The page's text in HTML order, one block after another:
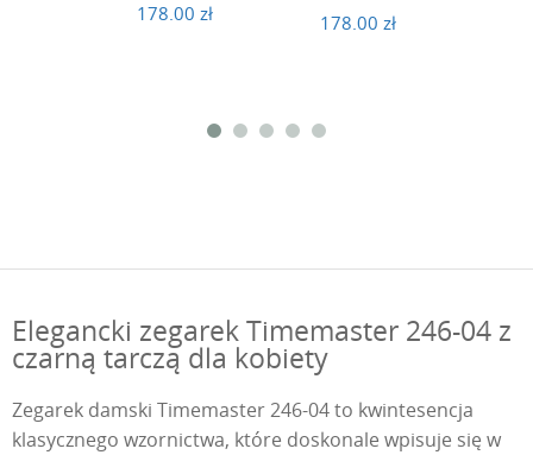
178.00 zł 178.00 zł
Elegancki zegarek Timemaster 246-04 z
czarną tarczą dla kobiety
Zegarek damski Timemaster 246-04 to kwintesencja
klasycznego wzornictwa, które doskonale wpisuje się w